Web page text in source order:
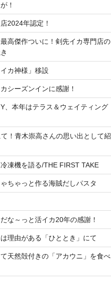
！
2024年認定！
高傑作ついに！剣先イカ専門店の
カ神様」移設
シーズンインに感謝！
、本年はテラス＆ウェイティング
！青木崇高さんの思い出として紹
凍機を語る/THE FIRST TAKE
ちゃっと作る海賊だしパスタ
な～っと活イカ20年の感謝！
理由がある「ひととき」にて
天然殻付きの「アカウニ」を食べ